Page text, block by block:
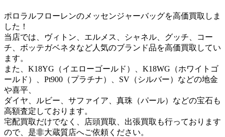
ポロラルフローレンのメッセンジャーバッグを高価買取しま
した！
当店では、ヴィトン、エルメス、シャネル、グッチ、コー
チ、ボッテガベネタなど人気のブランド品を高価買取してい
ます。
また、K18YG（イエローゴールド）、K18WG（ホワイトゴ
ールド）、Pt900（プラチナ）、SV（シルバー）などの地金
や喜平、
ダイヤ、ルビー、サファイア、真珠（パール）などの宝石も
高額査定しております。
宅配買取だけでなく、店頭買取、出張買取も行っております
ので、是非大蔵質店へご依頼ください。